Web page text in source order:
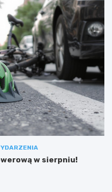
w sierpniu!